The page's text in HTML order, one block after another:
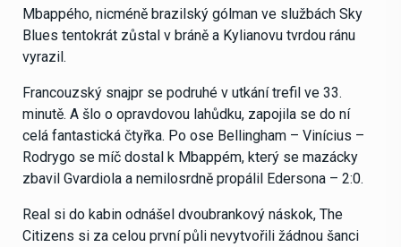
Mbappého, nicméně brazilský gólman ve službách Sky
Blues tentokrát zůstal v bráně a Kylianovu tvrdou ránu
vyrazil.
Francouzský snajpr se podruhé v utkání trefil ve 33.
minutě. A šlo o opravdovou lahůdku, zapojila se do ní
celá fantastická čtyřka. Po ose Bellingham – Vinícius –
Rodrygo se míč dostal k Mbappém, který se mazácky
zbavil Gvardiola a nemilosrdně propálil Edersona – 2:0.
Real si do kabin odnášel dvoubrankový náskok, The
Citizens si za celou první půli nevytvořili žádnou šanci